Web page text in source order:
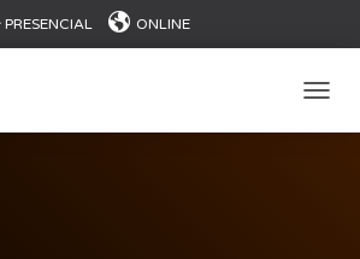
PRESENCIAL ONLINE